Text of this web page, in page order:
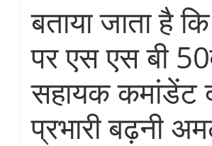
बताया जाता है
पर एस एस बी
सहायक कमांडेंट
प्रभारी बढ़नी